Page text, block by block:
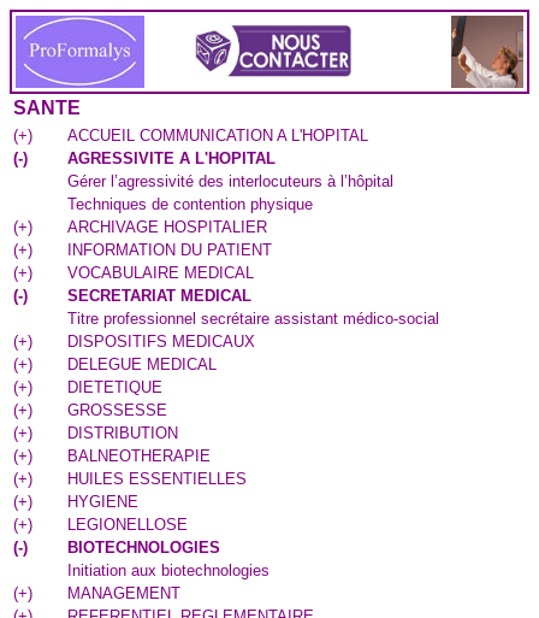
SANTE
(+)
ACCUEIL COMMUNICATION A L'HOPITAL
(-)
AGRESSIVITE A L'HOPITAL
Gérer l’agressivité des interlocuteurs à l’hôpital
Techniques de contention physique
(+)
ARCHIVAGE HOSPITALIER
(+)
INFORMATION DU PATIENT
(+)
VOCABULAIRE MEDICAL
(-)
SECRETARIAT MEDICAL
Titre professionnel secrétaire assistant médico-social
(+)
DISPOSITIFS MEDICAUX
(+)
DELEGUE MEDICAL
(+)
DIETETIQUE
(+)
GROSSESSE
(+)
DISTRIBUTION
(+)
BALNEOTHERAPIE
(+)
HUILES ESSENTIELLES
(+)
HYGIENE
(+)
LEGIONELLOSE
(-)
BIOTECHNOLOGIES
Initiation aux biotechnologies
(+)
MANAGEMENT